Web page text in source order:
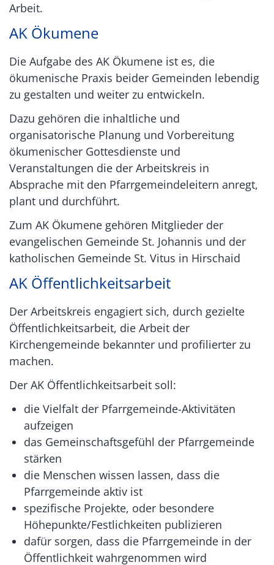
Arbeit.
AK Ökumene
Die Aufgabe des AK Ökumene ist es, die
ökumenische Praxis beider Gemeinden lebendig
zu gestalten und weiter zu entwickeln.
Dazu gehören die inhaltliche und
organisatorische Planung und Vorbereitung
ökumenischer Gottesdienste und
Veranstaltungen die der Arbeitskreis in
Absprache mit den Pfarrgemeindeleitern anregt,
plant und durchführt.
Zum AK Ökumene gehören Mitglieder der
evangelischen Gemeinde St. Johannis und der
katholischen Gemeinde St. Vitus in Hirschaid
AK Öffentlichkeitsarbeit
Der Arbeitskreis engagiert sich, durch gezielte
Öffentlichkeitsarbeit, die Arbeit der
Kirchengemeinde bekannter und profilierter zu
machen.
Der AK Öffentlichkeitsarbeit soll:
die Vielfalt der Pfarrgemeinde-Aktivitäten
aufzeigen
das Gemeinschaftsgefühl der Pfarrgemeinde
stärken
die Menschen wissen lassen, dass die
Pfarrgemeinde aktiv ist
spezifische Projekte, oder besondere
Höhepunkte/Festlichkeiten publizieren
dafür sorgen, dass die Pfarrgemeinde in der
Öffentlichkeit wahrgenommen wird